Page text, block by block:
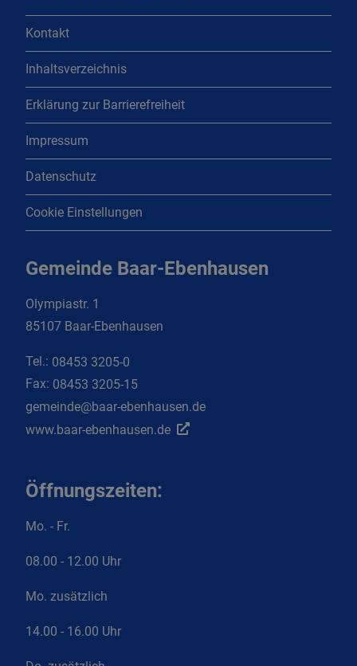
Kontakt
Inhaltsverzeichnis
Erklärung zur Barrierefreiheit
Impressum
Datenschutz
Cookie Einstellungen
Gemeinde Baar-Ebenhausen
Olympiastr. 1
85107 Baar-Ebenhausen
Tel.: 08453 3205-0
Fax: 08453 3205-15
gemeinde@baar-ebenhausen.de
www.baar-ebenhausen.de
Öffnungszeiten:
Mo. - Fr.
08.00 - 12.00 Uhr
Mo. zusätzlich
14.00 - 16.00 Uhr